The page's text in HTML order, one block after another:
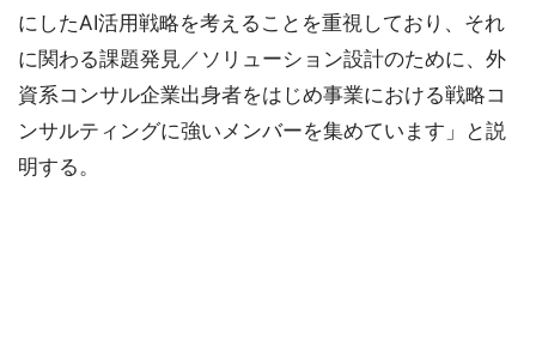
にしたAI活用戦略を考えることを重視しており、それ
に関わる課題発見／ソリューション設計のために、外
資系コンサル企業出身者をはじめ事業における戦略コ
ンサルティングに強いメンバーを集めています」と説
明する。